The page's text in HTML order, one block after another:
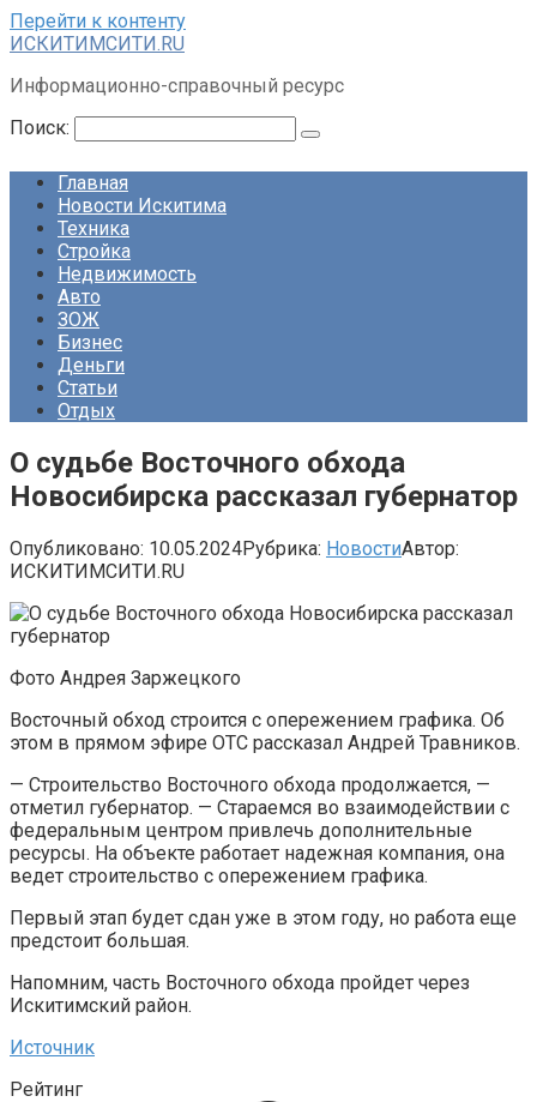
Перейти к контенту
ИСКИТИМСИТИ.RU
Информационно-справочный ресурс
Поиск:
Главная
Новости Искитима
Техника
Стройка
Недвижимость
Авто
ЗОЖ
Бизнес
Деньги
Статьи
Отдых
О судьбе Восточного обхода
Новосибирска рассказал губернатор
Опубликовано: 10.05.2024Рубрика: НовостиАвтор:
ИСКИТИМСИТИ.RU
Фото Андрея Заржецкого
Восточный обход строится с опережением графика. Об
этом в прямом эфире ОТС рассказал Андрей Травников.
— Строительство Восточного обхода продолжается, —
отметил губернатор. — Стараемся во взаимодействии с
федеральным центром привлечь дополнительные
ресурсы. На объекте работает надежная компания, она
ведет строительство с опережением графика.
Первый этап будет сдан уже в этом году, но работа еще
предстоит большая.
Напомним, часть Восточного обхода пройдет через
Искитимский район.
Источник
Рейтинг